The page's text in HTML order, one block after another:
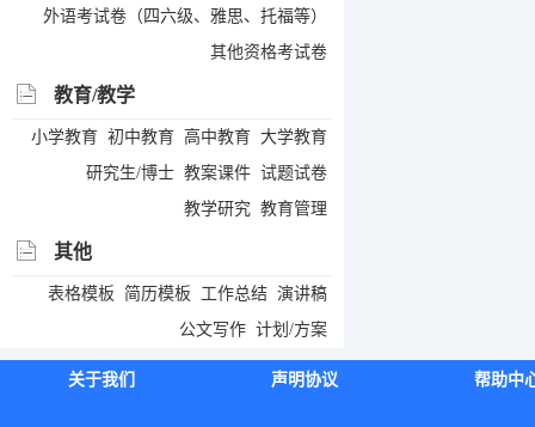
外语考试卷（四六级、雅思、托福等）
其他资格考试卷
教育/教学
小学教育 初中教育 高中教育 大学教育
研究生/博士 教案课件 试题试卷
教学研究 教育管理
其他
表格模板 简历模板 工作总结 演讲稿
公文写作 计划/方案
关于我们 声明协议 帮助中